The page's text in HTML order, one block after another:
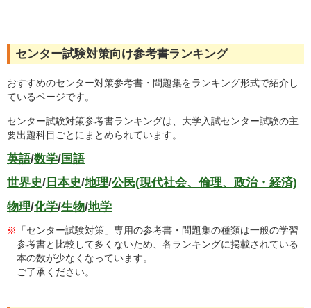
センター試験対策向け参考書ランキング
おすすめのセンター対策参考書・問題集をランキング形式で紹介し
ているページです。
センター試験対策参考書ランキングは、大学入試センター試験の主
要出題科目ごとにまとめられています。
英語/数学/国語
世界史/ 日本史/地理/公民(現代社会、倫理、政治・経済)
物理/化学/生物/地学
※
「センター試験対策」専用の参考書・問題集の種類は一般の学習
参考書と比較して多くないため、各ランキングに掲載されている
本の数が少なくなっています。
ご了承ください。